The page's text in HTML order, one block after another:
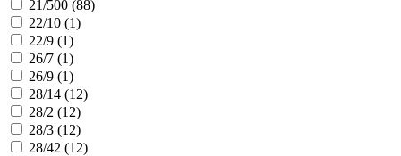
21/500 (88)
22/10 (1)
22/9 (1)
26/7 (1)
26/9 (1)
28/14 (12)
28/2 (12)
28/3 (12)
28/42 (12)